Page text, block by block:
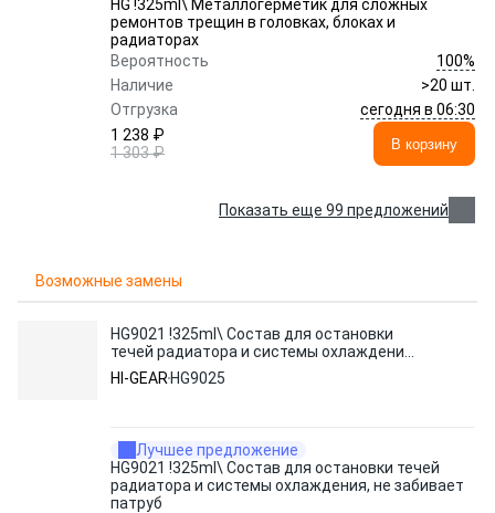
HG !325ml\ Металлогерметик для сложных
ремонтов трещин в головках, блоках и
радиаторах
Вероятность
100%
Наличие
>20 шт.
Отгрузка
сегодня в 06:30
1 238 ₽
1 303 ₽
В корзину
Показать еще 99 предложений
Возможные замены
HG9021 !325ml\ Состав для остановки
течей радиатора и системы охлаждения,
не забивает патруб
HI-GEAR HG9025
Лучшее предложение
HG9021 !325ml\ Состав для остановки течей
радиатора и системы охлаждения, не забивает
патруб